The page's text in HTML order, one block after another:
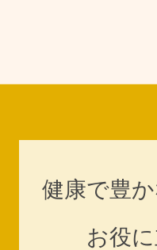
健康で豊
お役